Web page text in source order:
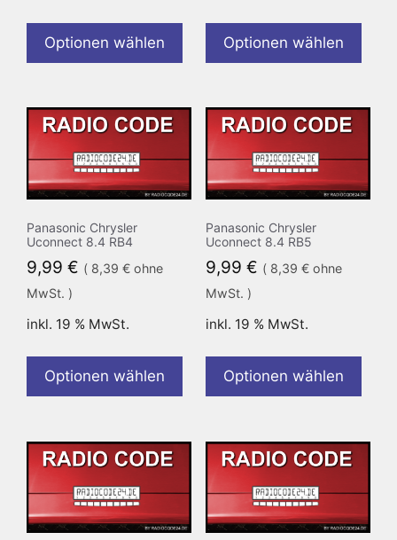
Optionen wählen Optionen wählen
Panasonic Chrysler
Uconnect 8.4 RB4
9,99 € ( 8,39 € ohne
MwSt. )
inkl. 19 % MwSt.
Optionen wählen
Panasonic Chrysler
Uconnect 8.4 RB5
9,99 € ( 8,39 €ohne
MwSt. )
inkl. 19 % MwSt.
Optionen wählen